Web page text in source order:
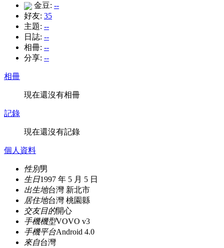
金豆: --
好友: 35
主題: --
日誌: --
相冊: --
分享: --
相冊
現在還沒有相冊
記錄
現在還沒有記錄
個人資料
性別男
生日1997 年 5 月 5 日
出生地台灣 新北市
居住地台灣 桃園縣
交友目的開心
手機機型VOVO v3
手機平台Android 4.0
來自台灣